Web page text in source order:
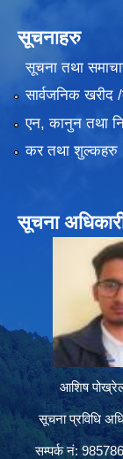
सूचनाहरु
सूचना तथा
सार्वजनिक खरीद
एन, कानुन तथा
कर तथा शुल्कहरु
सूचना
आशिष
सूचना प्रविधि
सम्पर्क नं: